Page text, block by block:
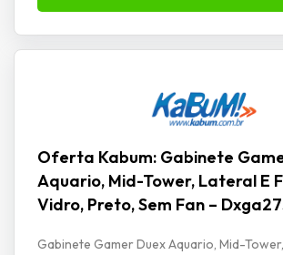
Oferta Kabum: Gabinete
Aquario, Mid-Tower, Lateral E
Vidro, Preto, Sem Fan –
Gabinete Gamer Duex Aquario, Mid-